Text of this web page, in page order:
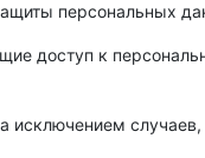
персональных
доступ к
исключением